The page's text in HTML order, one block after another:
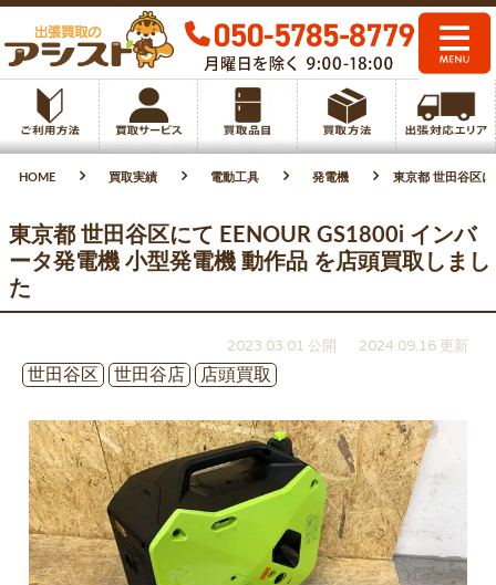
HOME 買取実績 電動工具 発電機 東京都 世田谷区
東京都 世田谷区にて EENOUR GS1800i インバ
ータ発電機 小型発電機 動作品 を店頭買取しまし
た
2023.03.01 公開
2024.09.16 更新
世田谷区
世田谷店 店頭買取